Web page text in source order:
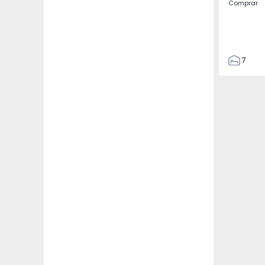
Comprar
7